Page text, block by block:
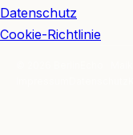
Datenschutz
Cookie-Richtlinie